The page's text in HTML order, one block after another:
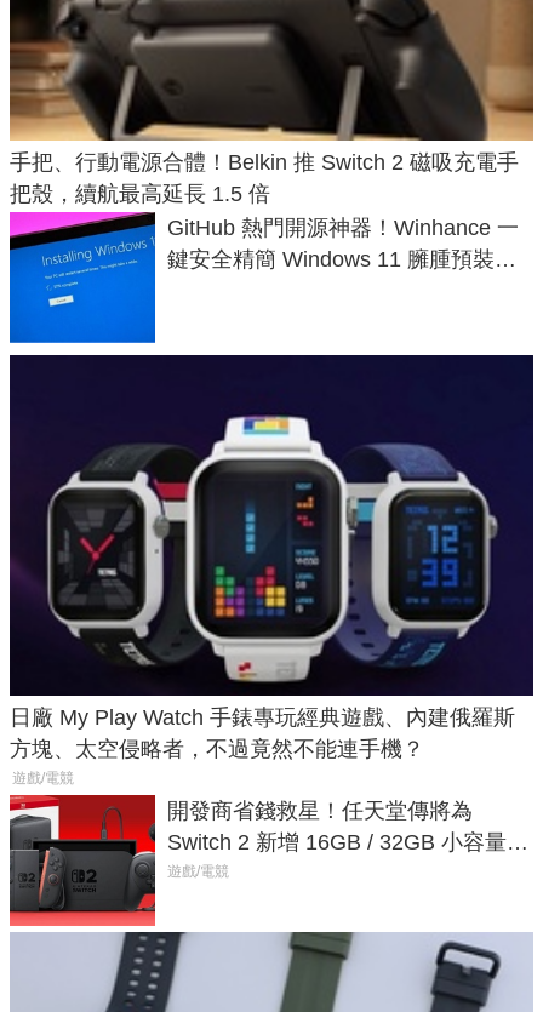
手把、行動電源合體！Belkin 推 Switch 2 磁吸充電手
把殼，續航最高延長 1.5 倍
GitHub 熱門開源神器！Winhance 一
鍵安全精簡 Windows 11 臃腫預裝軟
日廠 My Play Watch 手錶專玩經典遊戲、內建俄羅斯
方塊、太空侵略者，不過竟然不能連手機？
遊戲/電競
開發商省錢救星！任天堂傳將為
Switch 2 新增 16GB / 32GB 小容量遊
戲卡的選擇
遊戲/電競